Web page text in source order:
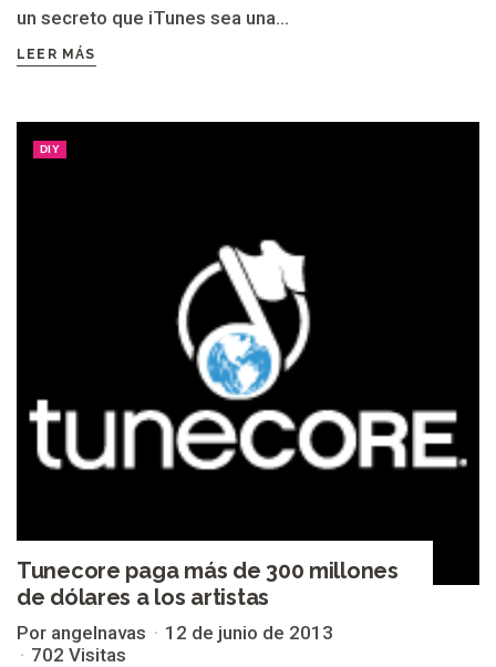
un secreto que iTunes sea una...
LEER MÁS
DIY
Tunecore paga más de 300 millones
de dólares a los artistas
Por angelnavas
12 de junio de 2013
702 Visitas